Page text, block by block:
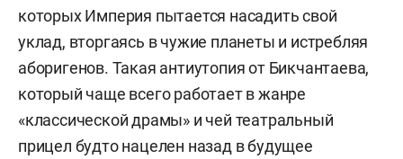
которых Империя пытается насадить свой
уклад, вторгаясь в чужие планеты и истребляя
аборигенов. Такая антиутопия от Бикчантаева,
который чаще всего работает в жанре
«классической драмы» и чей театральный
прицел будто нацелен назад в будущее